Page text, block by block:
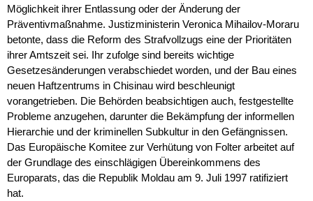
Möglichkeit ihrer Entlassung oder der Änderung der
Präventivmaßnahme. Justizministerin Veronica Mihailov-Moraru
betonte, dass die Reform des Strafvollzugs eine der Prioritäten
ihrer Amtszeit sei. Ihr zufolge sind bereits wichtige
Gesetzesänderungen verabschiedet worden, und der Bau eines
neuen Haftzentrums in Chisinau wird beschleunigt
vorangetrieben. Die Behörden beabsichtigen auch, festgestellte
Probleme anzugehen, darunter die Bekämpfung der informellen
Hierarchie und der kriminellen Subkultur in den Gefängnissen.
Das Europäische Komitee zur Verhütung von Folter arbeitet auf
der Grundlage des einschlägigen Übereinkommens des
Europarats, das die Republik Moldau am 9. Juli 1997 ratifiziert
hat.